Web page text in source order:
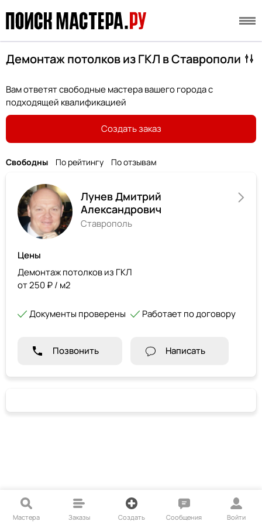
Демонтаж потолков из ГКЛ в Ставрополи
Вам ответят свободные мастера вашего города с
подходящей квалификацией
Создать заказ
Свободны По рейтингу По отзывам
Лунев Дмитрий
Александрович
Ставрополь
Цены
Демонтаж потолков из ГКЛ
от 250 ₽ / м2
Документы проверены Работает по договору
Позвонить Написать
Мастера Заказы Создать Сообщения Войти